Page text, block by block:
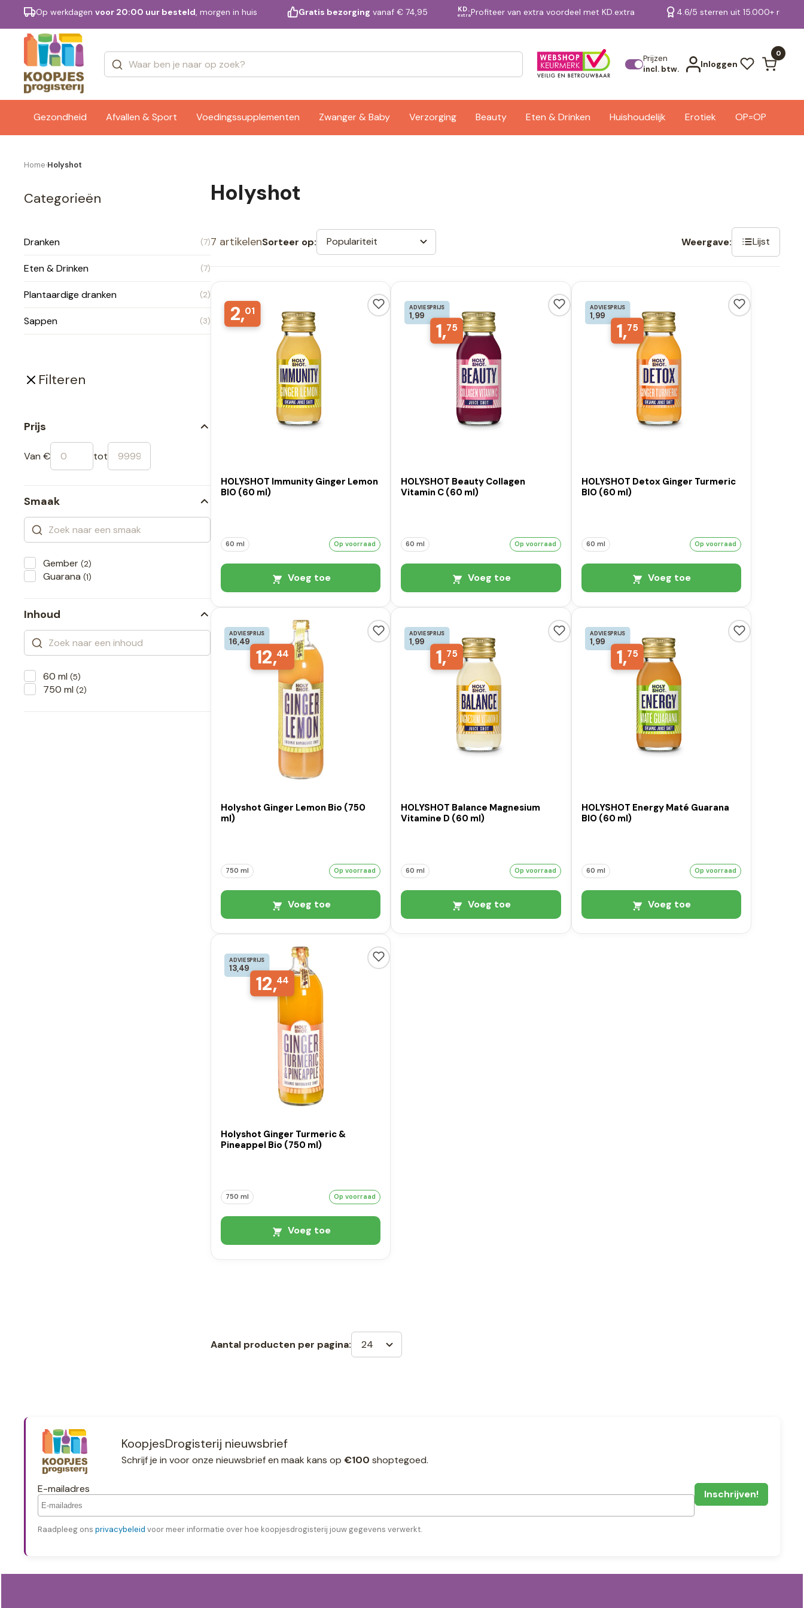
Op werkdagen voor 20:00 uur besteld, morgen in huis Gratis bezorging vanaf € 74,95 KD.
extraProfiteer van extra voordeel met KD.extra 4.6/5 sterren uit 15.000+
Prijzen
incl. btw.
Inloggen
0
Gezondheid Afvallen & Sport Voedingssupplementen Zwanger & Baby Verzorging Beauty Eten & Drinken Huishoudelijk Erotiek OP=OP
Merken Bekijk alle resultaten
Home›Holyshot
Categorieën
Dranken (7)
Eten & Drinken (7)
Plantaardige dranken (2)
Sappen (3)
Filteren
Prijs
Van € tot
Smaak
Gember (2)
Guarana (1)
Inhoud
60 ml (5)
750 ml (2)
Holyshot
7 artikelenSorteer op: Populariteit Weergave: Lijst
2,01
HOLYSHOT Immunity Ginger Lemon
BIO (60 ml)
60 ml Op voorraad
Voeg toe
ADVIESPRIJS
1,99
1,75
HOLYSHOT Beauty Collagen
Vitamin C (60 ml)
60 ml Op voorraad
Voeg toe
ADVIESPRIJS
1,99
1,75
HOLYSHOT Detox Ginger Turmeric
BIO (60 ml)
60 ml Op voorraad
Voeg toe
ADVIESPRIJS
16,49
12,44
Holyshot Ginger Lemon Bio (750
ml)
750 ml Op voorraad
Voeg toe
ADVIESPRIJS
1,99
1,75
HOLYSHOT Balance Magnesium
Vitamine D (60 ml)
60 ml Op voorraad
Voeg toe
ADVIESPRIJS
1,99
1,75
HOLYSHOT Energy Maté Guarana
BIO (60 ml)
60 ml Op voorraad
Voeg toe
ADVIESPRIJS
13,49
12,44
Holyshot Ginger Turmeric &
Pineappel Bio (750 ml)
750 ml Op voorraad
Voeg toe
Aantal producten per pagina: 24
KoopjesDrogisterij nieuwsbrief
Schrijf je in voor onze nieuwsbrief en maak kans op €100 shoptegoed.
E-mailadres
Raadpleeg ons privacybeleid voor meer informatie over hoe koopjesdrogisterij jouw gegevens verwerkt.